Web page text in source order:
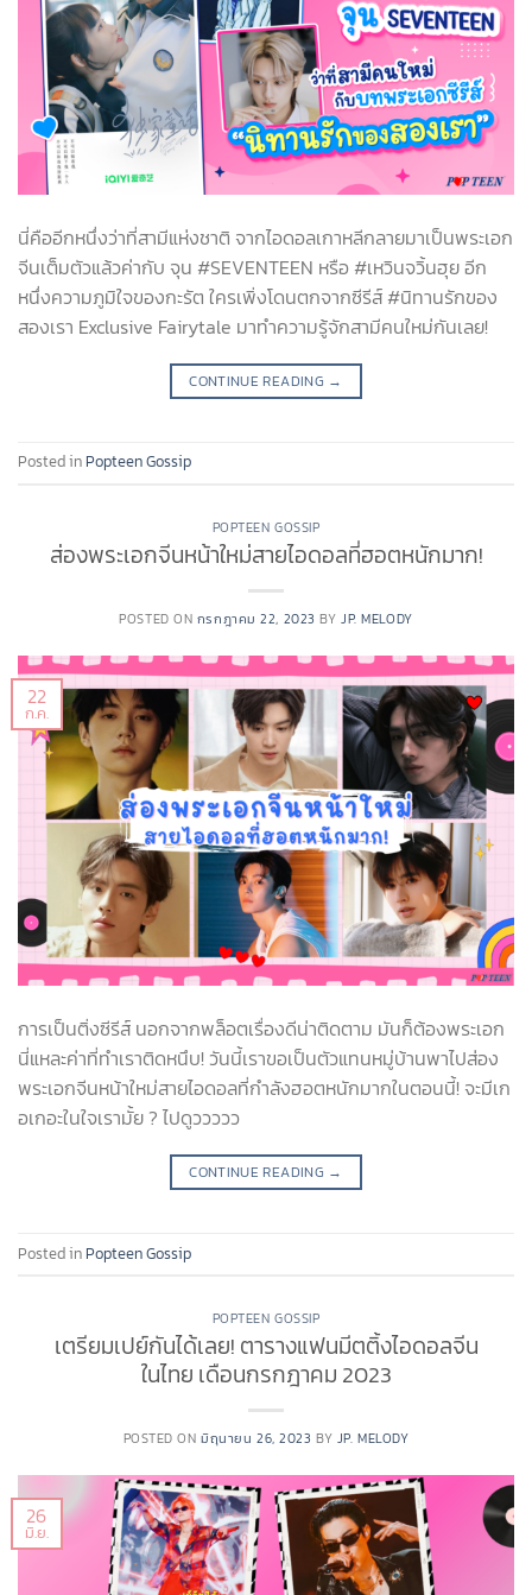
นี่คืออีกหนึ่งว่าที่สามีแห่งชาติ จากไอดอลเกาหลีกลายมาเป็นพระเอก
จีนเต็มตัวแล้วค่ากับ จุน #SEVENTEEN หรือ #เหวินจวิ้นฮุย อีก
หนึ่งความภูมิใจของกะรัต ใครเพิ่งโดนตกจากซีรีส์ #นิทานรักของ
สองเรา Exclusive Fairytale มาทำความรู้จักสามีคนใหม่กันเลย!
CONTINUE READING →
Posted in Popteen Gossip
POPTEEN GOSSIP
ส่องพระเอกจีนหน้าใหม่สายไอดอลที่ฮอตหนักมาก!
POSTED ON กรกฎาคม 22, 2023 BYJP. MELODY
22
ก.ค.
การเป็นติ่งซีรีส์ นอกจากพล็อตเรื่องดีน่าติดตาม มันก็ต้องพระเอก
นี่แหละค่าที่ทำเราติดหนึบ! วันนี้เราขอเป็นตัวแทนหมู่บ้านพาไปส่อง
พระเอกจีนหน้าใหม่สายไอดอลที่กำลังฮอตหนักมากในตอนนี้! จะมีเก
อเกอะในใจเรามั้ย ? ไปดูววววว
CONTINUE READING →
Posted in Popteen Gossip
POPTEEN GOSSIP
เตรียมเปย์กันได้เลย! ตารางแฟนมีตติ้งไอดอลจีน
ในไทย เดือนกรกฎาคม 2023
POSTED ONมิถุนายน 26, 2023 BY JP. MELODY
26
มิ.ย.